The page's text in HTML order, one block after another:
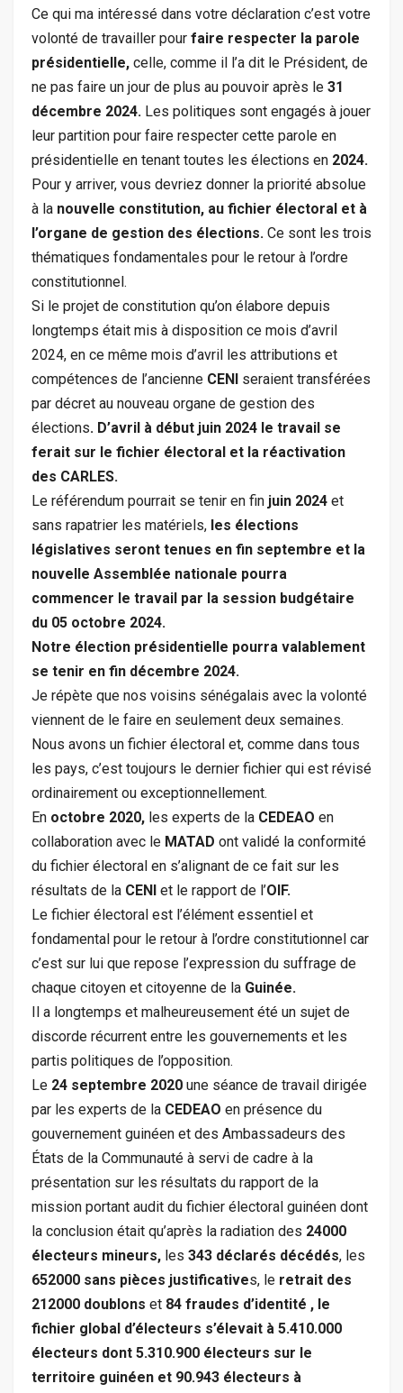
Ce qui ma intéressé dans votre déclaration c’est votre
volonté de travailler pour faire respecter la parole
présidentielle, celle, comme il l’a dit le Président, de
ne pas faire un jour de plus au pouvoir après le 31
décembre 2024. Les politiques sont engagés à jouer
leur partition pour faire respecter cette parole en
présidentielle en tenant toutes les élections en 2024.
Pour y arriver, vous devriez donner la priorité absolue
à la nouvelle constitution, au fichier électoral et à
l’organe de gestion des élections. Ce sont les trois
thématiques fondamentales pour le retour à l’ordre
constitutionnel.
Si le projet de constitution qu’on élabore depuis
longtemps était mis à disposition ce mois d’avril
2024, en ce même mois d’avril les attributions et
compétences de l’ancienne CENI
seraient transférées
par décret au nouveau organe de gestion des
élections. D’avril à début juin 2024 le travail se
ferait sur le fichier électoral et la réactivation
des CARLES.
Le référendum pourrait se tenir en fin juin 2024 et
sans rapatrier les matériels, les élections
législatives seront tenues en fin septembre et la
nouvelle Assemblée nationale pourra
commencer le travail par la session budgétaire
du 05 octobre 2024.
Notre élection présidentielle pourra valablement
se tenir en fin décembre 2024.
Je répète que nos voisins sénégalais avec la volonté
viennent de le faire en seulement deux semaines.
Nous avons un fichier électoral et, comme dans tous
les pays, c’est toujours le dernier fichier qui est révisé
ordinairement ou exceptionnellement.
En octobre 2020, les experts de la CEDEAO en
collaboration avec le MATAD ont validé la conformité
du fichier électoral en s’alignant de ce fait sur les
résultats de la CENI et le rapport de l’OIF.
Le fichier électoral est l’élément essentiel et
fondamental pour le retour à l’ordre constitutionnel car
c’est sur lui que repose l’expression du suffrage de
chaque citoyen et citoyenne de la Guinée.
Il a longtemps et malheureusement été un sujet de
discorde récurrent entre les gouvernements et les
partis politiques de l’opposition.
Le 24 septembre 2020 une séance de travail dirigée
par les experts de la CEDEAO en présence du
gouvernement guinéen et des Ambassadeurs des
États de la Communauté à servi de cadre à la
présentation sur les résultats du rapport de la
mission portant audit du fichier électoral guinéen dont
la conclusion était qu’après la radiation des 24000
électeurs mineurs, les 343 déclarés décédés, les
652000 sans pièces justificatives, le retrait des
212000 doublons et 84 fraudes d’identité , le
fichier global d’électeurs s’élevait à 5.410.000
électeurs dont 5.310.900 électeurs sur le
territoire guinéen et 90.943 électeurs à